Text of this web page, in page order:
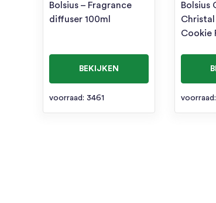
Bolsius – Fragrance
diffuser 100ml
BEKIJKEN
voorraad: 3461
Bolsius
Christal
Cookie